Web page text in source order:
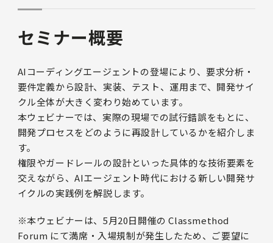
セミナー概要
AIコーディングエージェントの登場により、要求分析・
要件定義から設計、実装、テスト、運用まで、開発サイ
クル全体が大きく変わり始めています。
本ウェビナーでは、実際の現場での試行錯誤をもとに、
開発プロセスをどのように再設計しているかを紹介しま
す。
権限やガードレールの設計といった具体的な技術要素を
交えながら、AIエージェント時代における新しい開発サ
イクルの実践例を解説します。
※本ウェビナーは、5月20日開催の Classmethod
Forum にて満席・入場規制が発生したため、ご要望に